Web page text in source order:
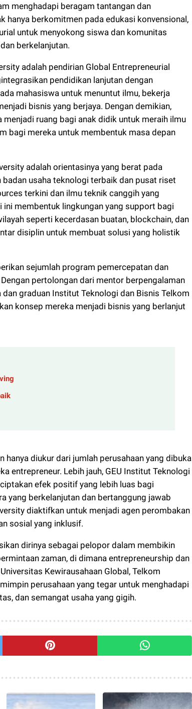
menghadapi beragam tantangan dan
hanya berkomitmen pada edukasi konvensional,
untuk menyokong siswa dan komunitas
berkelanjutan.
adalah pendirian Global Entrepreneurial
pendidikan lanjutan dengan
mahasiswa untuk menuntut ilmu, bekerja
bisnis yang berjaya. Dengan demikian,
ruang bagi anak didik untuk meraih ilmu
bagi mereka untuk membentuk masa depan
adalah orientasinya yang berat pada
usaha teknologi terbaik dan pusat riset
terkini dan ilmu teknik canggih yang
membentuk lingkungan yang support bagi
seperti kecerdasan buatan, blockchain, dan
disiplin untuk membuat solusi yang holistik
sejumlah program pemercepatan dan
pertolongan dari mentor berpengalaman
graduan Institut Teknologi dan Bisnis Telkom
konsep mereka menjadi bisnis yang berlanjut
hanya diukur dari jumlah perusahaan yang dibuka
entrepreneur. Lebih jauh, GEU Institut Teknologi
efek positif yang lebih luas bagi
yang berkelanjutan dan bertanggung jawab
diaktifkan untuk menjadi agen perombakan
sosial yang inklusif.
dirinya sebagai pelopor dalam membikin
zaman, di dimana entrepreneurship dan
Kewirausahaan Global, Telkom
perusahaan yang tegar untuk menghadapi
dan semangat usaha yang gigih.